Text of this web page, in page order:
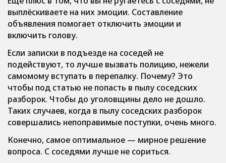
выплёскиваете на них эмоции. Составление
объявления помогает отключить эмоции и
включить голову.
Если записки в подъезде на соседей не
подействуют, то лучше вызвать полицию, нежели
самомому вступать в перепалку. Почему? Это
чтобы под статью не попасть в пылу соседских
разборок. Чтобы до уголовщины дело не дошло.
Таких случаев, когда в пылу соседских разборок
совершались непоправимые поступки, очень много.
Конечно, самое оптимальное — мирное решение
вопроса. С соседями лучше не сориться.